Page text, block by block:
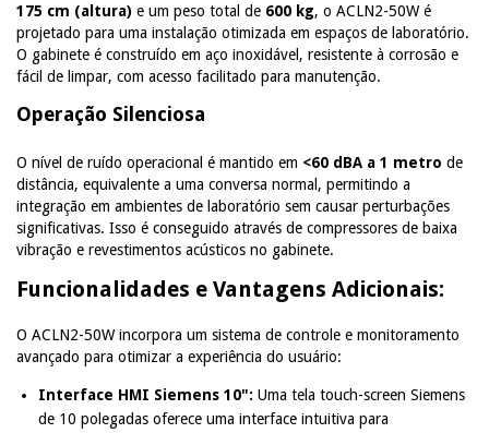
175 cm (altura) e um peso total de 600 kg, o ACLN2-50W é
projetado para uma instalação otimizada em espaços de laboratório.
O gabinete é construído em aço inoxidável, resistente à corrosão e
fácil de limpar, com acesso facilitado para manutenção.
Operação Silenciosa
O nível de ruído operacional é mantido em <60 dBA a 1 metro de
distância, equivalente a uma conversa normal, permitindo a
integração em ambientes de laboratório sem causar perturbações
significativas. Isso é conseguido através de compressores de baixa
vibração e revestimentos acústicos no gabinete.
Funcionalidades e Vantagens Adicionais:
O ACLN2-50W incorpora um sistema de controle e monitoramento
avançado para otimizar a experiência do usuário:
Interface HMI Siemens 10": Uma tela touch-screen Siemens
de 10 polegadas oferece uma interface intuitiva para